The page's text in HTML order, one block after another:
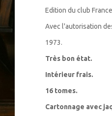
Edition du club
Avec l'autorisation
1973.
Très bon état.
Intérieur frais.
16 tomes.
Cartonnage avec